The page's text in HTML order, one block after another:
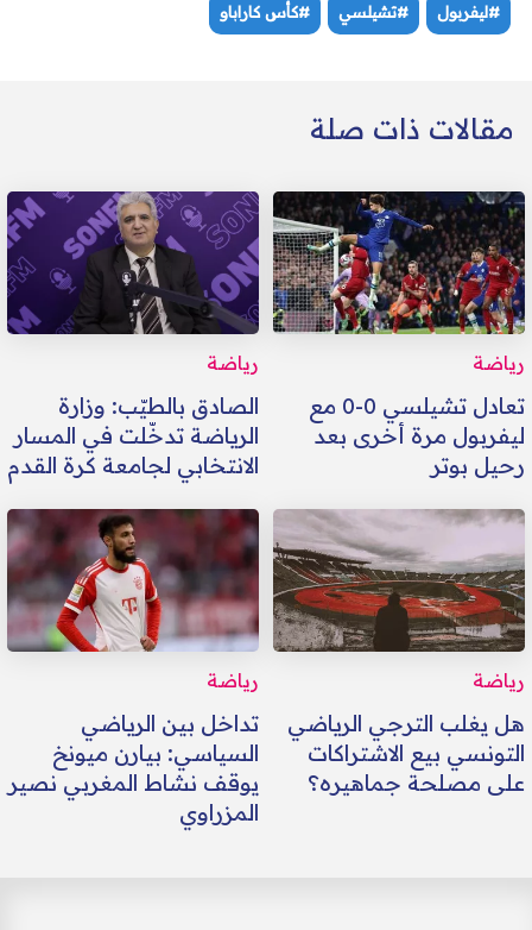
#ليفربول #تشيلسي #كأس كاراباو
مقالات ذات صلة
رياضة
تعادل تشيلسي 0-0 مع
ليفربول مرة أخرى بعد
رحيل بوتر
رياضة
الصادق بالطيّب: وزارة
الرياضة تدخّلت في المسار
الانتخابي لجامعة كرة القدم
رياضة
هل يغلب الترجي الرياضي
التونسي بيع الاشتراكات
على مصلحة جماهيره؟
رياضة
تداخل بين الرياضي
السياسي: بيارن ميونخ
يوقف نشاط المغربي نصير
المزراوي